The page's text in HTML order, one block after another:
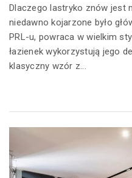
Dlaczego lastryko znów jest
niedawno kojarzone było
PRL-u, powraca w wielkim
łazienek wykorzystują jego
klasyczny wzór z...